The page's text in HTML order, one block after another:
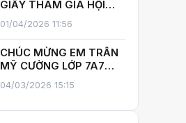
GIẤY THAM GIA HỘI
THI GIÁO VIÊN DẠY GIỎI
CẤP TRUNG HỌC CƠ SỞ
PHƯỜNG YÊN HOÀ
01/04/2026 11:56
CHÚC MỪNG EM TRẦN
MỸ CƯỜNG LỚP 7A7
TỎA SÁNG TẠI THÁI
LAN – MANG VỀ HUY
04/03/2026 15:15